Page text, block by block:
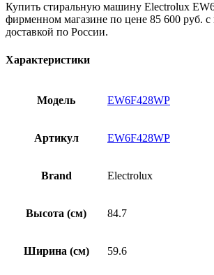
Купить стиральную машину Electrolux
фирменном магазине по цене 85 600 руб. с
доставкой по России.
Характеристики
Модель EW6F428WP
Артикул EW6F428WP
Brand Electrolux
Высота (см) 84.7
Ширина (см) 59.6